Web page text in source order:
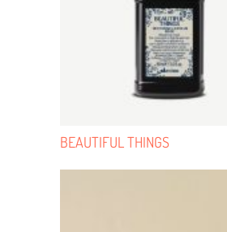
BEAUTIFUL THINGS